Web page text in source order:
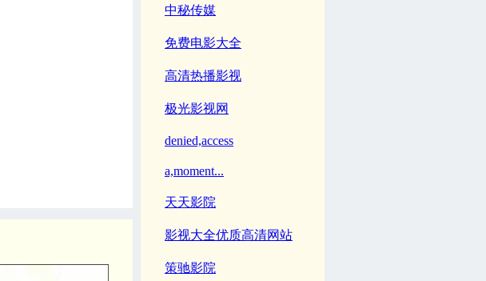
中秘传媒
免费电影大全
高清热播影视
极光影视网
denied,access
a,moment...
天天影院
影视大全优质高清网站
策驰影院